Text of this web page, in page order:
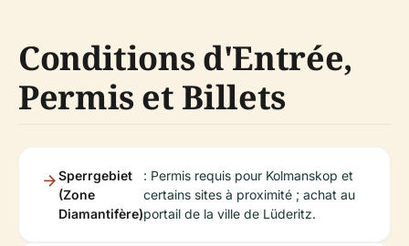
Conditions d'Entrée,
Permis et Billets
Sperrgebiet
(Zone
Diamantifère)
: Permis requis pour Kolmanskop et
certains sites à proximité ; achat au
portail de la ville de Lüderitz.